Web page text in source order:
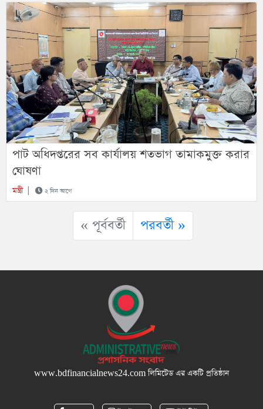
পাট অধিদপ্তরের সব কার্যালয় শতভাগ তামাকমুক্ত করার
ঘোষণা
মন্ত্রী| ২ দিন আগে
« পূর্ববর্তী পরবর্তী »
www.bdfinancialnews24.comলিমিটেড এর একটি প্রতিষ্ঠান